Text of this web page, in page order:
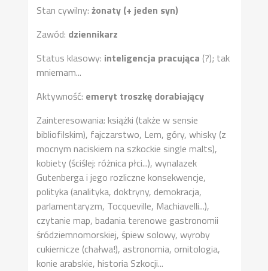
Stan cywilny: żonaty (+ jeden syn)
Zawód: dziennikarz
Status klasowy: inteligencja pracująca (?); tak
mniemam...
Aktywność: emeryt troszkę dorabiający
Zainteresowania: książki (także w sensie
bibliofilskim), fajczarstwo, Lem, góry, whisky (z
mocnym naciskiem na szkockie single malts),
kobiety (ściślej: różnica płci...), wynalazek
Gutenberga i jego rozliczne konsekwencje,
polityka (analityka, doktryny, demokracja,
parlamentaryzm, Tocqueville, Machiavelli...),
czytanie map, badania terenowe gastronomii
śródziemnomorskiej, śpiew solowy, wyroby
cukiernicze (chałwa!), astronomia, ornitologia,
konie arabskie, historia Szkocji...